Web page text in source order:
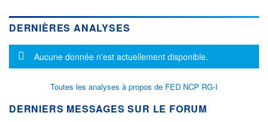
DERNIÈRES ANALYSES
Message d'information
Aucune donnée n'est actuellement disponible.
Toutes les analyses à propos de FED NCP RG-I
DERNIERS MESSAGES SUR LE FORUM